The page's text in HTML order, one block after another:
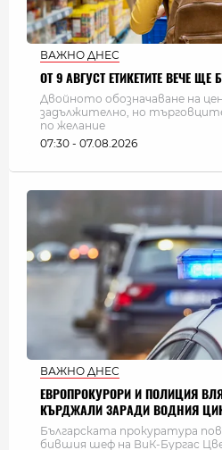
ВАЖНО ДНЕС
ОТ 9 АВГУСТ ЕТИКЕТИТЕ ВЕЧЕ
Двойното обозначаване на
задължително, но
по желание
07:30 - 07.08.2026
ВАЖНО ДНЕС
ЕВРОПРОКУРОРИ И ПОЛИЦИЯ
КЪРДЖАЛИ ЗАРАДИ ВОДНИЯ
Българската прокуратура
бившия шеф на ВиК-Бургас